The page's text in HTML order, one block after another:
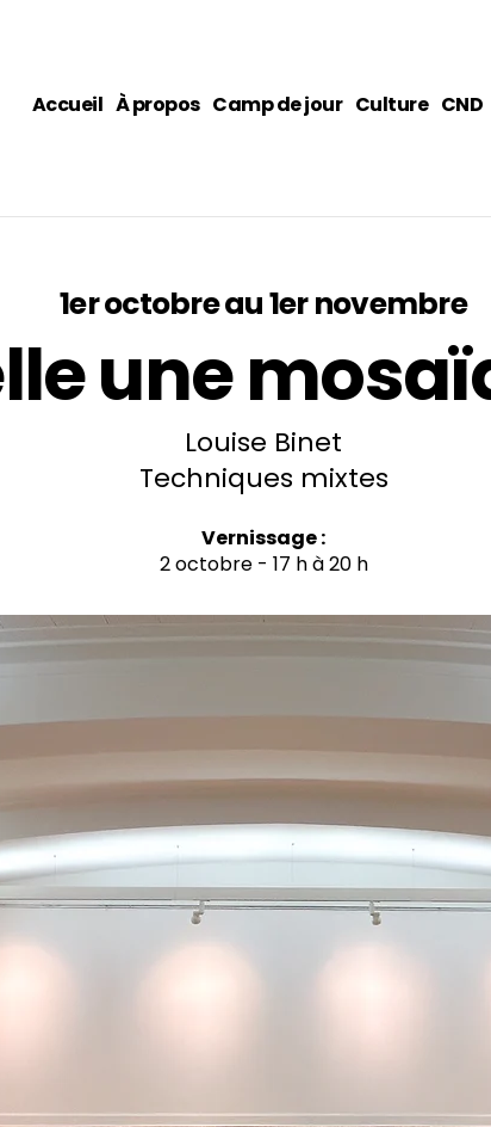
Accueil À propos Camp de jour Culture CND
1er octobre au 1er novembre
une
Louise Binet
Techniques mixtes
Vernissage :
2 octobre - 17 h à 20 h